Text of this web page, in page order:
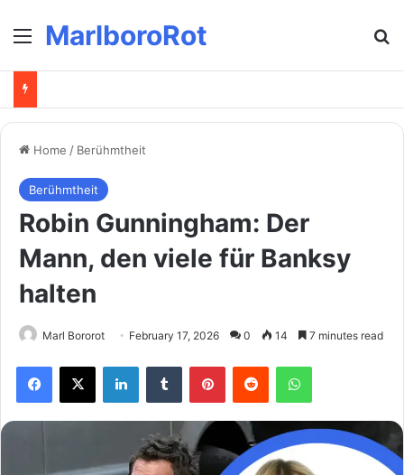
MenuMarlboroRot
Home / Berühmtheit
Berühmtheit
Robin Gunningham: Der
Mann, den viele für Banksy
halten
Marl Bororot February 17, 2026 0 14 7 minutes read
Facebook
X LinkedInTumblr PinterestReddit WhatsApp